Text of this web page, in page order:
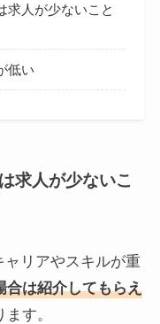
求人が少ないこと
低い
求人が少ないこ
ャリアやスキルが重
合は紹介してもらえ
す。